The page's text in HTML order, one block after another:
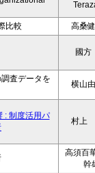
比較 高桑
國
査データを
横山
: 制度活用パ
村上
高須百
幹